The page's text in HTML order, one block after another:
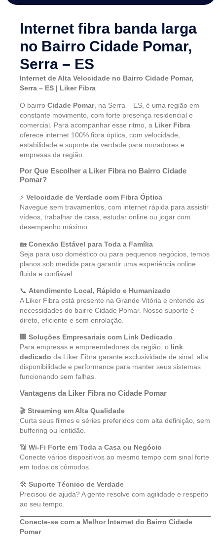
Internet fibra banda larga
no Bairro Cidade Pomar,
Serra – ES
Internet de Alta Velocidade no Bairro Cidade Pomar,
Serra – ES | Liker Fibra
O bairro Cidade Pomar, na Serra – ES, é uma região em
constante movimento, com forte presença residencial e
comercial. Para acompanhar esse ritmo, a Liker Fibra
oferece internet 100% fibra óptica, com velocidade,
estabilidade e suporte de verdade para moradores e
empresas da região.
Por Que Escolher a Liker Fibra no Bairro Cidade
Pomar?
⚡ Velocidade de Verdade com Fibra Óptica
Navegue sem travamentos, com internet rápida para assistir
vídeos, trabalhar de casa, estudar online ou jogar com
desempenho máximo.
🏡 Conexão Estável para Toda a Família
Seja para uso doméstico ou para pequenos negócios, temos
planos sob medida para garantir uma experiência online
fluida e confiável.
📞 Atendimento Local, Rápido e Humanizado
A Liker Fibra está presente na Grande Vitória e entende as
necessidades do bairro Cidade Pomar. Nosso suporte é
direto, eficiente e sem enrolação.
🏢 Soluções Empresariais com Link Dedicado
Para empresas e empreendedores da região, o link
dedicado da Liker Fibra garante exclusividade de sinal, alta
disponibilidade e performance para manter seus sistemas
funcionando sem falhas.
Vantagens da Liker Fibra no Cidade Pomar
🎬 Streaming em Alta Qualidade
Curta seus filmes e séries preferidos com alta definição, sem
buffering ou lentidão.
📶 Wi-Fi Forte em Toda a Casa ou Negócio
Conecte vários dispositivos ao mesmo tempo com sinal forte
em todos os cômodos.
🛠️ Suporte Técnico de Verdade
Precisou de ajuda? A gente resolve com agilidade e respeito
ao seu tempo.
Conecte-se com a Melhor Internet do Bairro Cidade
Pomar